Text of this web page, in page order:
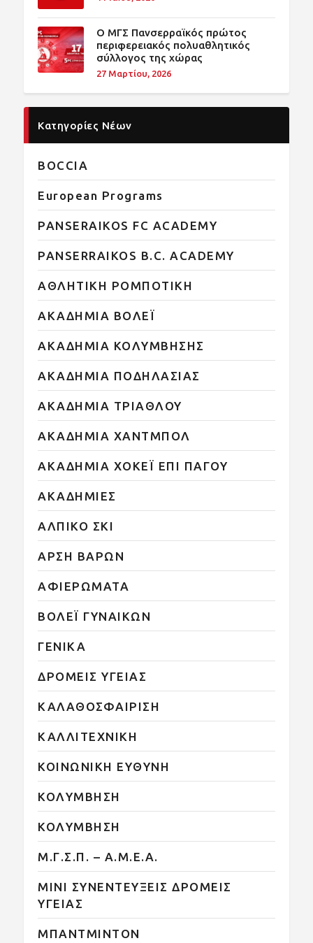
O ΜΓΣ Πανσερραϊκός πρώτος
περιφερειακός πολυαθλητικός
σύλλογος της χώρας
27 Μαρτίου, 2026
Κατηγορίες Νέων
BOCCIA
European Programs
PANSERAIKOS FC ACADEMY
PANSERRAIKOS B.C. ACADEMY
ΑΘΛΗΤΙΚΗ ΡΟΜΠΟΤΙΚΗ
ΑΚΑΔΗΜΙΑ ΒΟΛΕΪ
ΑΚΑΔΗΜΙΑ ΚΟΛΥΜΒΗΣΗΣ
ΑΚΑΔΗΜΙΑ ΠΟΔΗΛΑΣΙΑΣ
ΑΚΑΔΗΜΙΑ ΤΡΙΑΘΛΟΥ
ΑΚΑΔΗΜΙΑ ΧΑΝΤΜΠΟΛ
ΑΚΑΔΗΜΙΑ ΧΟΚΕΪ ΕΠΙ ΠΑΓΟΥ
ΑΚΑΔΗΜΙΕΣ
ΑΛΠΙΚΟ ΣΚΙ
ΑΡΣΗ ΒΑΡΩΝ
ΑΦΙΕΡΩΜΑΤΑ
ΒΟΛΕΪ ΓΥΝΑΙΚΩΝ
ΓΕΝΙΚΑ
ΔΡΟΜΕΙΣ ΥΓΕΙΑΣ
ΚΑΛΑΘΟΣΦΑΙΡΙΣΗ
ΚΑΛΛΙΤΕΧΝΙΚΗ
ΚΟΙΝΩΝΙΚΗ ΕΥΘΥΝΗ
ΚΟΛΥΜΒΗΣΗ
ΚΟΛΥΜΒΗΣΗ
Μ.Γ.Σ.Π. – Α.Μ.Ε.Α.
ΜΙΝΙ ΣΥΝΕΝΤΕΥΞΕΙΣ ΔΡΟΜΕΙΣ
ΥΓΕΙΑΣ
ΜΠΑΝΤΜΙΝΤΟΝ